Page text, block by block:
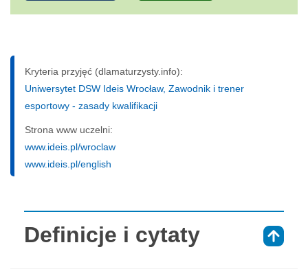
Kryteria przyjęć (dlamaturzysty.info):
Uniwersytet DSW Ideis Wrocław, Zawodnik i trener
esportowy - zasady kwalifikacji
Strona www uczelni:
www.ideis.pl/wroclaw
www.ideis.pl/english
Definicje i cytaty